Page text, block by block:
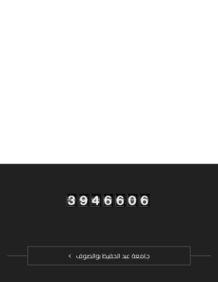
جامعة عبد الحفيظ بوالصوف